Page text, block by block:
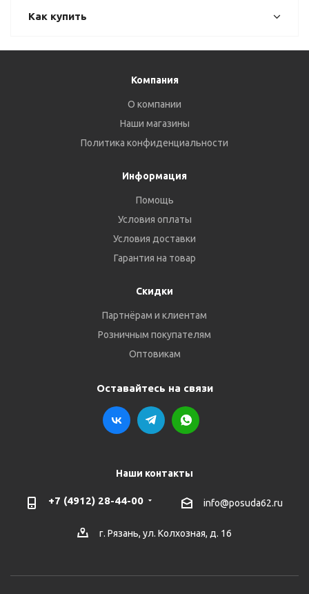
Как купить
Компания
О компании
Наши магазины
Политика конфиденциальности
Информация
Помощь
Условия оплаты
Условия доставки
Гарантия на товар
Скидки
Партнёрам и клиентам
Розничным покупателям
Оптовикам
Оставайтесь на связи
Наши контакты
+7 (4912) 28-44-00 info@posuda62.ru
г. Рязань, ул. Колхозная, д. 16